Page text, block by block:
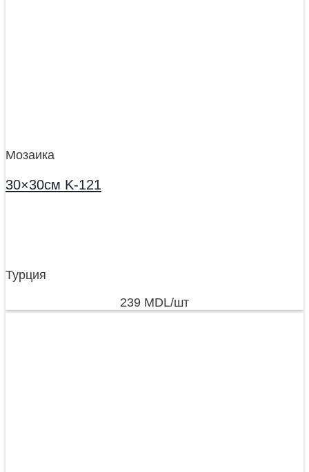
Мозаика
30×30см K-121
Турция
239 MDL/шт